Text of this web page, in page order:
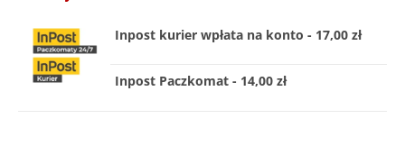
Inpost kurier wpłata na konto - 17,00 zł
Inpost Paczkomat - 14,00 zł